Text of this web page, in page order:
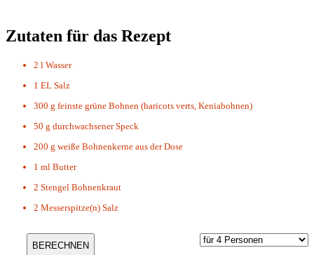
Zutaten für das Rezept
2 l Wasser
1 EL Salz
300 g feinste grüne Bohnen (haricots verts, Keniabohnen)
50 g durchwachsener Speck
200 g weiße Bohnenkerne aus der Dose
1 ml Butter
2 Stengel Bohnenkraut
2 Messerspitze(n) Salz